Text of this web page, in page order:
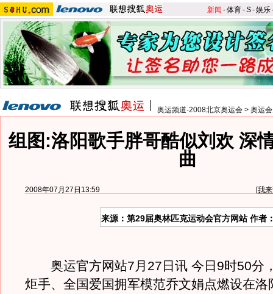
新闻 -体育-S-娱乐
奥运频道-2008北京奥运会 > 奥运
组图:洛阳歌手胖哥酷似刘欢 深
曲
2008年07月27日13:59 [我
来源：第29届奥林匹克运动会官方网站 作者
奥运官方网站7月27日讯 今日9时50分
炬手、全国爱国拥军模范乔文娟点燃设在洛